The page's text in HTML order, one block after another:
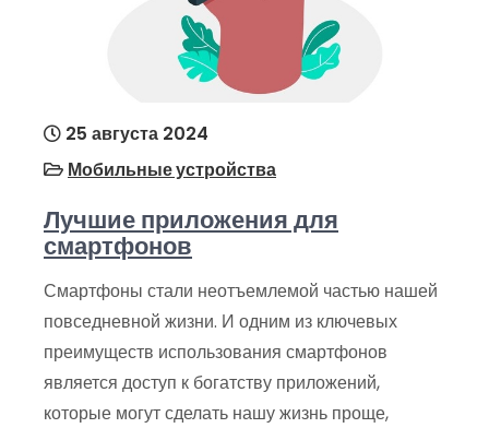
25 августа 2024
Мобильные устройства
Лучшие приложения для
смартфонов
Смартфоны стали неотъемлемой частью нашей
повседневной жизни. И одним из ключевых
преимуществ использования смартфонов
является доступ к богатству приложений,
которые могут сделать нашу жизнь проще,